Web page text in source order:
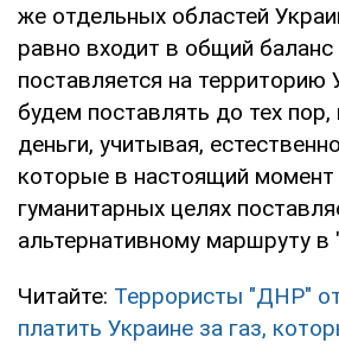
же отдельных областей
равно входит в общий баланс
поставляется на
будем поставлять до тех пор,
деньги, учитывая,
которые в настоящий
гуманитарных целях
альтернативному маршруту
Читайте: Террористы "ДНР"
платить Украине за газ,